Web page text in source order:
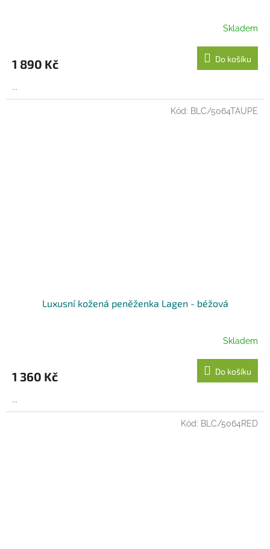
R
M
A
Skladem
1 890 Kč Do košíku
...
Luxusní kožená peněženka Lagen - béžová
Skladem
1 360 Kč Do košíku
...
Kód: BLC/5064TAUPE
Kód: BLC/5064RED